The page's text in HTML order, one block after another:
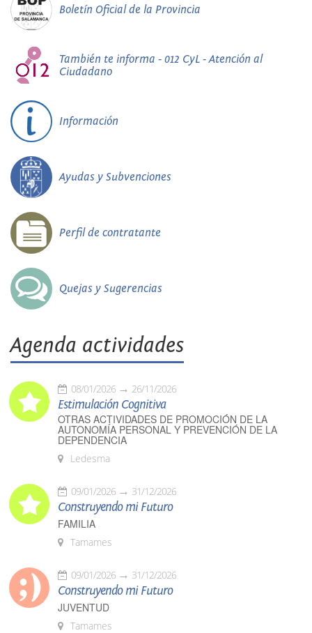
Boletín Oficial de la Provincia
También te informa - 012 CyL - Atención al
Ciudadano
Información
Ayudas y Subvenciones
Perfil de contratante
Quejas y Sugerencias
Agenda actividades
08/01/2026 26/11/2026
Estimulación Cognitiva
OTRAS ACTIVIDADES DE PROMOCIÓN DE LA
AUTONOMÍA PERSONAL Y PREVENCIÓN DE LA
DEPENDENCIA
Ledesma
09/01/2026 31/12/2026
Construyendo mi Futuro
FAMILIA
Tamames
09/01/2026 31/12/2026
Construyendo mi Futuro
JUVENTUD
Tamames